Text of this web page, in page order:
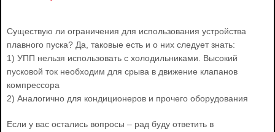
Существую ли ограничения для использования устройства
плавного пуска? Да, таковые есть и о них следует знать:
1) УПП нельзя использовать с холодильниками. Высокий
пусковой ток необходим для срыва в движение клапанов
компрессора
2) Аналогично для кондиционеров и прочего оборудования
Если у вас остались вопросы – рад буду ответить в